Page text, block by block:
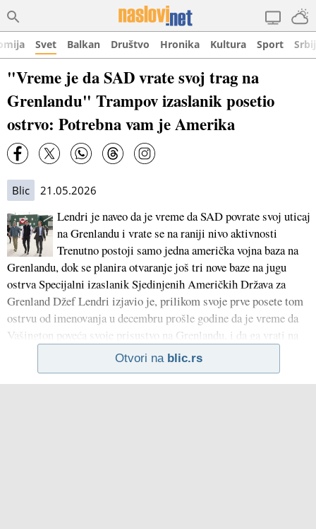
Svet Balkan Društvo Hronika Kultura Sport
"Vreme je da SAD vrate svoj trag na
Grenlandu" Trampov izaslanik posetio
ostrvo: Potrebna vam je Amerika
Blic 21.05.2026
Lendri je naveo da je vreme da SAD povrate svoj uticaj
na Grenlandu i vrate se na raniji nivo aktivnosti
Trenutno postoji samo jedna američka vojna baza na
Grenlandu, dok se planira otvaranje još tri nove baze na jugu
ostrva Specijalni izaslanik Sjedinjenih Američkih Država za
Grenland Džef Lendri izjavio je, prilikom svoje prve posete tom
ostrvu od imenovanja u decembru prošle godine da je vreme da
Vašington poveća svoje prisustvo na Grenlandu, i da ga vrati na
Otvori na blic.rs